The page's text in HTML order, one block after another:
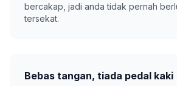
bercakap, jadi anda tidak pernah
tersekat.
Bebas tangan, tiada pedal kaki